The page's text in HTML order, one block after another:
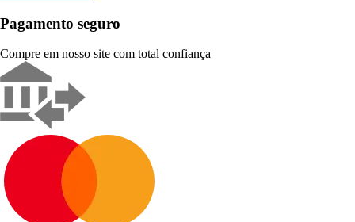
Pagamento seguro
Compre em nosso site com total confiança